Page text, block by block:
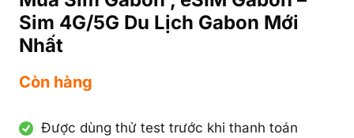
Sim 4G/5G Du Lịch Gabon Mới
Nhất
Còn hàng
Được dùng thử test trước khi thanh toán